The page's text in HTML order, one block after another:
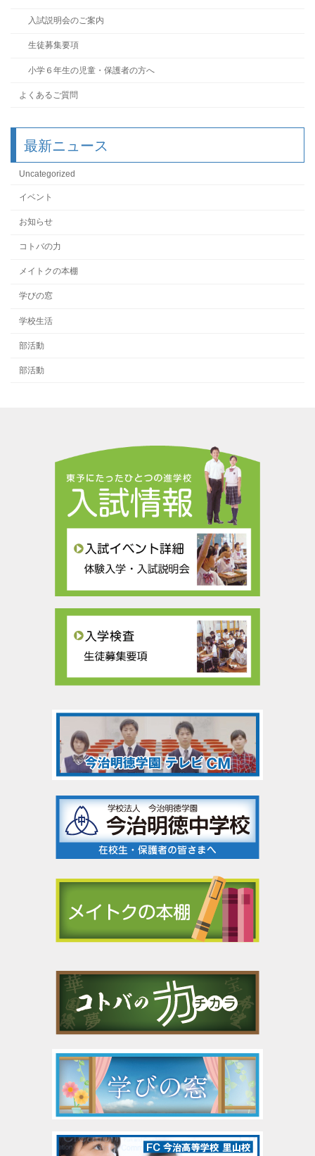
入試説明会のご案内
生徒募集要項
小学６年生の児童・保護者の方へ
よくあるご質問
最新ニュース
Uncategorized
イベント
お知らせ
コトバの力
メイトクの本棚
学びの窓
学校生活
部活動
部活動